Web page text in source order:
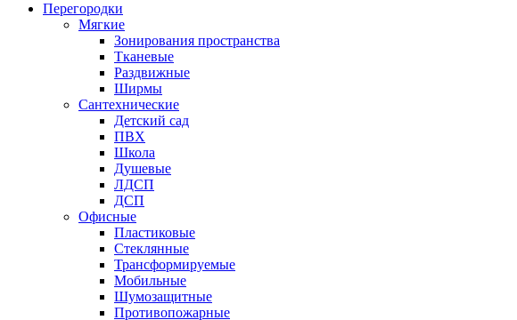
Перегородки
Мягкие
Зонирования пространства
Тканевые
Раздвижные
Ширмы
Сантехнические
Детский сад
ПВХ
Школа
Душевые
ЛДСП
ДСП
Офисные
Пластиковые
Стеклянные
Трансформируемые
Мобильные
Шумозащитные
Противопожарные